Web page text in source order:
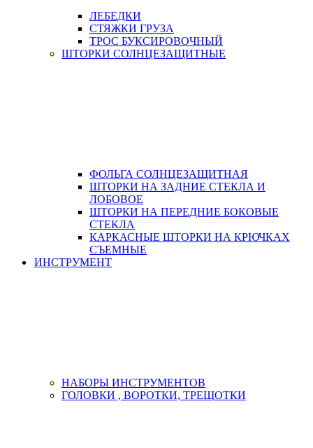
ЛЕБЕДКИ
СТЯЖКИ ГРУЗА
ТРОС БУКСИРОВОЧНЫЙ
ШТОРКИ СОЛНЦЕЗАЩИТНЫЕ
ФОЛЬГА СОЛНЦЕЗАЩИТНАЯ
ШТОРКИ НА ЗАДНИЕ СТЕКЛА И
ЛОБОВОЕ
ШТОРКИ НА ПЕРЕДНИЕ БОКОВЫЕ
СТЕКЛА
КАРКАСНЫЕ ШТОРКИ НА КРЮЧКАХ
СЪЕМНЫЕ
ИНСТРУМЕНТ
НАБОРЫ ИНСТРУМЕНТОВ
ГОЛОВКИ , ВОРОТКИ, ТРЕЩОТКИ